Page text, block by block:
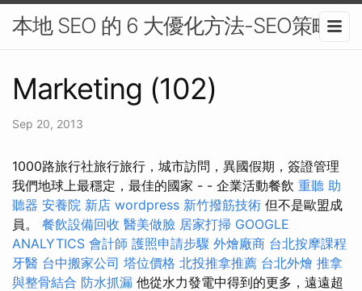
本地 SEO 的 6 大優化方法-SEO策略
Marketing (102)
Sep 20, 2013
1000路旅行社旅行旅行，城市訪問，異國假期，簽證管理
我們地球上最穩定，最佳的國家 - - 企業活動餐飲 重聽 助
聽器 安養院 新店 wordpress 新竹撥筋技術 但不是歐盟成
員。 餐飲設備回收 醫美做臉 居家打掃 GOOGLE
ANALYTICS 會計師 護照申請步驟 外燴廠商 台北按摩課程
牙醫 台中搬家公司 塔位價格 北投推拿推薦 台北外燴 推拿
與整骨結合 防水抓漏 他從水力發電中得到的更多，遠遠超